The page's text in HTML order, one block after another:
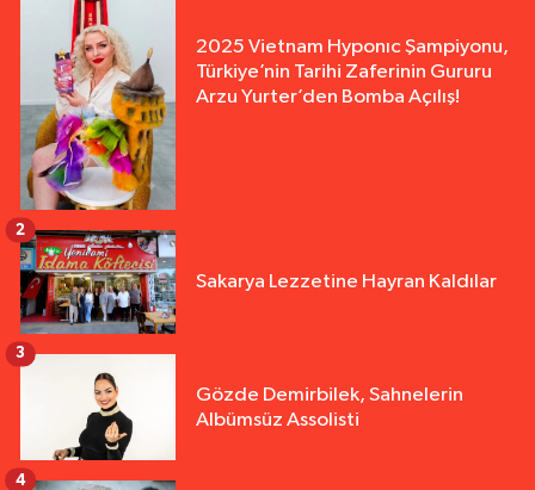
2025 Vietnam Hyponıc Şampiyonu,
Türkiye’nin Tarihi Zaferinin Gururu
Arzu Yurter’den Bomba Açılış!
Sakarya Lezzetine Hayran Kaldılar
2
Gözde Demirbilek, Sahnelerin
Albümsüz Assolisti
3
4